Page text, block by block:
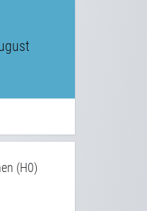
(H0)